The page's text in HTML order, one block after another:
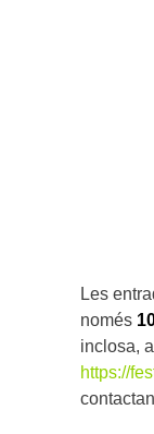
Les
només
inclosa,
https://